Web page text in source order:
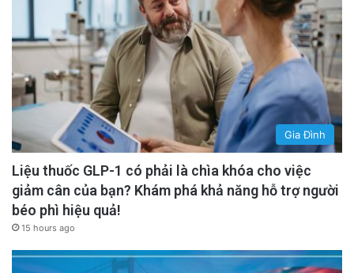
Gia Đình
Liệu thuốc GLP-1 có phải là chìa khóa cho việc
giảm cân của bạn? Khám phá khả năng hỗ trợ người
béo phì hiệu quả!
15 hours ago